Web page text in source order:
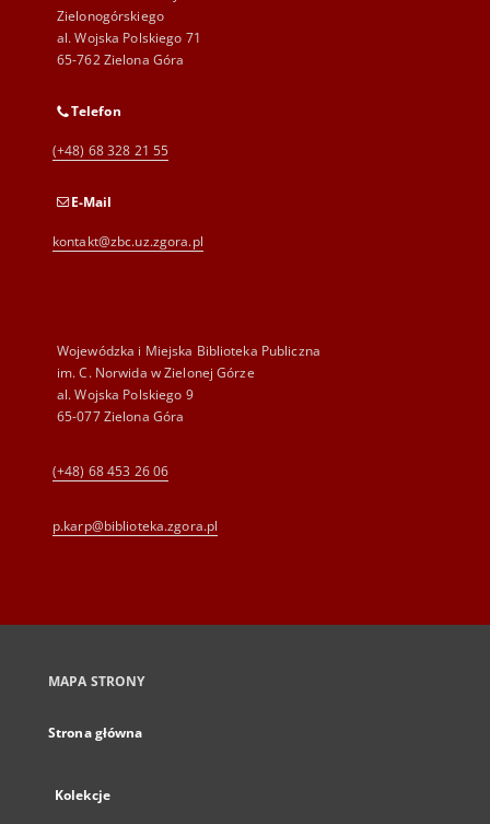
Zielonogórskiego
al. Wojska Polskiego 71
65-762 Zielona Góra
Telefon
(+48) 68 328 21 55
E-Mail
kontakt@zbc.uz.zgora.pl
Wojewódzka i Miejska Biblioteka Publiczna
im. C. Norwida w Zielonej Górze
al. Wojska Polskiego 9
65-077 Zielona Góra
(+48) 68 453 26 06
p.karp@biblioteka.zgora.pl
MAPA STRONY
Strona główna
Kolekcje